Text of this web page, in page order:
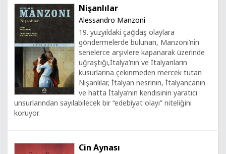
Nişanlılar
Alessandro Manzoni
19. yüzyıldaki çağdaş olaylara
göndermelerde bulunan, Manzoni’nin
senelerce arşivlere kapanarak üzerinde
uğraştığı,İtalya’nın ve İtalyanların
kusurlarına çekinmeden mercek tutan
Nişanlılar, İtalyan nesrinin, İtalyancanın
ve hatta İtalya’nın kendisinin yaratıcı
unsurlarından sayılabilecek bir “edebiyat olayı” niteliğini
koruyor.
Cin Aynası